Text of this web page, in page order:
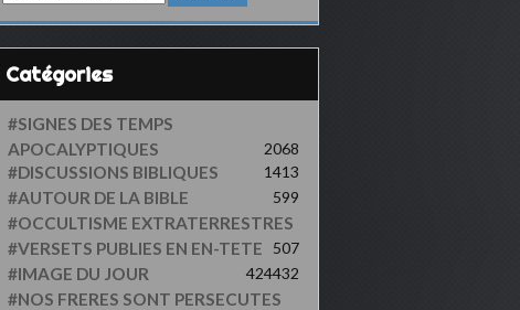
a
i
Catégories
#SIGNES DES TEMPS
APOCALYPTIQUES 2068
#DISCUSSIONS BIBLIQUES 1413
#AUTOUR DE LA BIBLE 599
#OCCULTISME EXTRATERRESTRES
507
#VERSETS PUBLIES EN EN-TETE
432
#IMAGE DU JOUR 424
#NOS FRERES SONT PERSECUTES